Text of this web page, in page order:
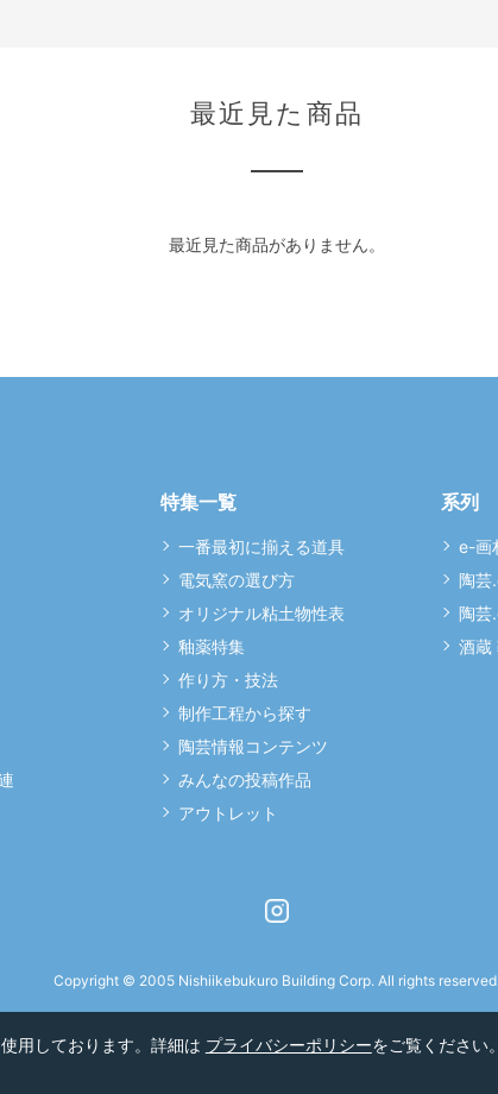
最近見た商品
最近見た商品がありません。
特集一覧
一番最初に揃える道具
電気窯の選び方
オリジナル粘土物性表
釉薬特集
作り方・技法
制作工程から探す
陶芸情報コンテンツ
みんなの投稿作品
アウトレット
系列
e-画
陶芸
陶芸
酒蔵
Copyright © 2005 Nishiikebukuro Building Corp. All rights
用しております。詳細は プライバシーポリシーをご覧ください